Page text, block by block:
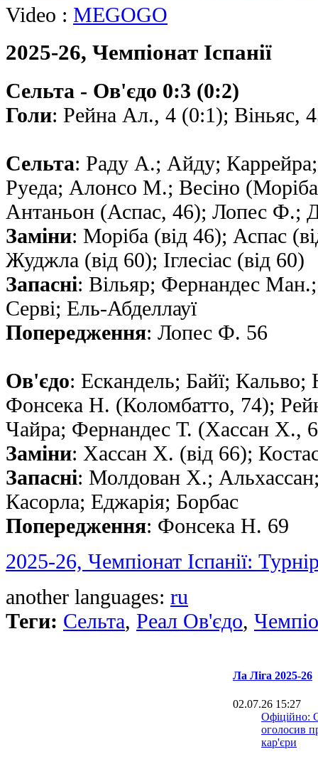
Video : MEGOGO
2025-26, Чемпiонат Іспанії
Сельта - Ов'єдо 0:3 (0:2)
Голи: Рейна Ал., 4 (0:1); Вiньяс,
Сельта: Раду А.; Айду;
Руеда; Алонсо М.; Весiно
Антаньон (Аспас, 46); Лопес Ф.;
Заміни: Моріба (від 46); Аспас
Жуджла (від 60); Іглесіас (від 60)
Запасні: Вільяр; Фернандес
Серві; Ель-Абделлауї
Попередження: Лопес Ф. 56
Ов'єдо: Ескандель; Байї;
Фонсека Н. (Коломбатто, 74);
Чайра; Фернандес Т. (Хассан Х.,
Заміни: Хассан Х. (від 66);
Запасні: Молдован Х.;
Касорла; Еджарія; Борбас
Попередження: Фонсека Н. 69
2025-26, Чемпіонат Іспанії:
another languages: ru
Теги: Сельта, Реал Ов'єдо,
Ла Ліга 2025-26
02.07.26 15:27
Офіційно:
оголосив
кар'єри